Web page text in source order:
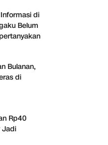
di
Belum
Bulanan,
di
Rp40
Jadi